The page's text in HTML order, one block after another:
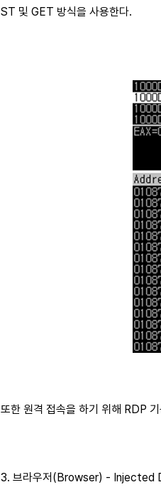
ST 및 GET 방식을 사용한다.
또한 원격 접속을 하기 위해 RDP
3. 브라우저(Browser) - Injected